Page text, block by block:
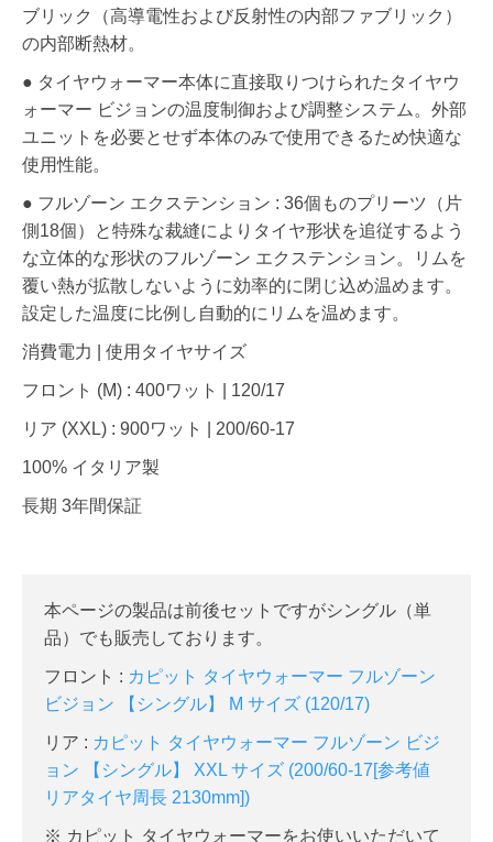
ブリック（高導電性および反射性の内部ファブリック）
の内部断熱材。
● タイヤウォーマー本体に直接取りつけられたタイヤウ
ォーマー ビジョンの温度制御および調整システム。外部
ユニットを必要とせず本体のみで使用できるため快適な
使用性能。
● フルゾーン エクステンション : 36個ものプリーツ（片
側18個）と特殊な裁縫によりタイヤ形状を追従するよう
な立体的な形状のフルゾーン エクステンション。リムを
覆い熱が拡散しないように効率的に閉じ込め温めます。
設定した温度に比例し自動的にリムを温めます。
消費電力 | 使用タイヤサイズ
フロント (M) : 400ワット | 120/17
リア (XXL) : 900ワット | 200/60-17
100% イタリア製
長期 3年間保証
本ページの製品は前後セットですがシングル（単
品）でも販売しております。
フロント : カピット タイヤウォーマー フルゾーン
ビジョン 【シングル】 M サイズ (120/17)
リア : カピット タイヤウォーマー フルゾーン ビジ
ョン 【シングル】 XXL サイズ (200/60-17[参考値
リアタイヤ周長 2130mm])
※ カピット タイヤウォーマーをお使いいただいて